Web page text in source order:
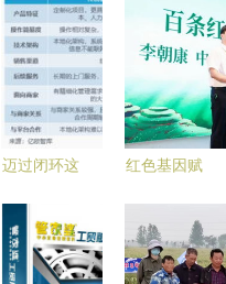
迈过闭环这
技术服务商
如何走
红色基因赋
游，第三届
茶乡旅游发